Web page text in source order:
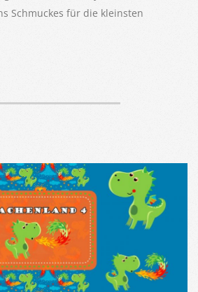
Schmuckes für die kleinsten